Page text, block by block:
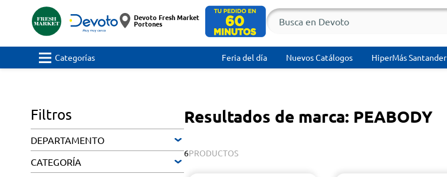
Devoto Fresh Market
Portones
Categorías Feria del día Nuevos Catálogos HiperMás Santander
Filtros
DEPARTAMENTO
CATEGORÍA
Resultados de marca: PEABODY
6PRODUCTOS